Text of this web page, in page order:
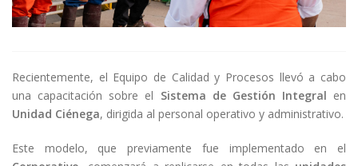
Recientemente, el Equipo de Calidad y Procesos llevó a cabo
una capacitación sobre el Sistema de Gestión Integral en
Unidad Ciénega, dirigida al personal operativo y administrativo.
Este modelo, que previamente fue implementado en el